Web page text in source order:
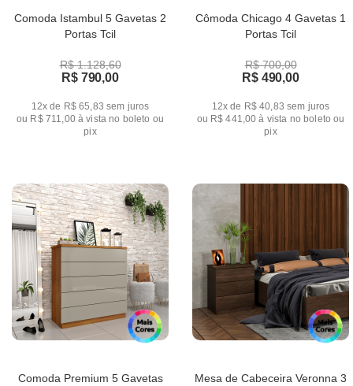
Comoda Istambul 5 Gavetas 2
Portas Tcil
R$ 1.128,60
R$ 790,00
12x de R$ 65,83 sem juros
ou R$ 711,00à vista no boleto ou
pix
Cômoda Chicago 4 Gavetas 1
Portas Tcil
R$ 700,00
R$ 490,00
12x de R$ 40,83 sem juros
ou R$ 441,00 à vista no boleto ou
pix
Comoda Premium 5 Gavetas
Mesa de Cabeceira Veronna 3